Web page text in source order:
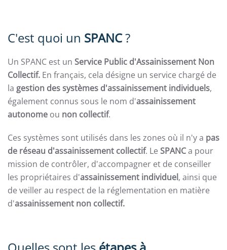
C'est quoi un SPANC?
Un SPANC est un Service Public d'Assainissement Non
Collectif. En français, cela désigne un service chargé de
la gestion des systèmes d'assainissement individuels,
également connus sous le nom d'assainissement
autonome ou non collectif.
Ces systèmes sont utilisés dans les zones où il n'y a pas
de réseau d'assainissement collectif. Le SPANCa pour
mission de contrôler, d'accompagner et de conseiller
les propriétaires d'assainissement individuel, ainsi que
de veiller au respect de la réglementation en matière
d'assainissement non collectif.